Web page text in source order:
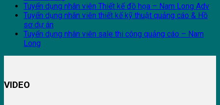
Tuyển dụng nhân viên Thiết kế đồ họa – Nam Long Adv
Tuyển dụng nhân viên thiết kế kỹ thuật quảng cáo & Hồ
sơ dự án
Tuyển dụng nhân viên sale thi công quảng cáo – Nam
Long
VIDEO